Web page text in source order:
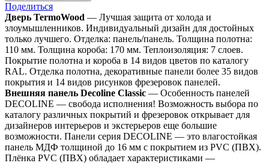
Поделиться
Дверь TermoWood — Лучшая защита от холода и
злоумышленников. Индивидуальный дизайн для достойных
только лучшего. Отделка: панель/панель. Толщина полотна:
110 мм. Толщина короба: 170 мм. Теплоизоляция: 7 слоев.
Покрытие полотна и короба в 14 видов цветов по каталогу
RAL. Отделка полотна, декоративные панели более 35 видов
покрытия и 14 видов рисунков фрезеровок панелей.
Внешняя панель Decoline Classic — Особенность панелей
DECOLINE — свобода исполнения! Возможность выбора по
каталогу различных покрытий и фрезеровок открывает для
дизайнеров интерьеров и экстерьеров еще большие
возможности. Панели серия DECOLINE — это влагостойкая
панель МДФ толщиной до 16 мм с покрытием из PVC (ПВХ).
Плёнка PVC (ПВХ) обладает характеристиками —